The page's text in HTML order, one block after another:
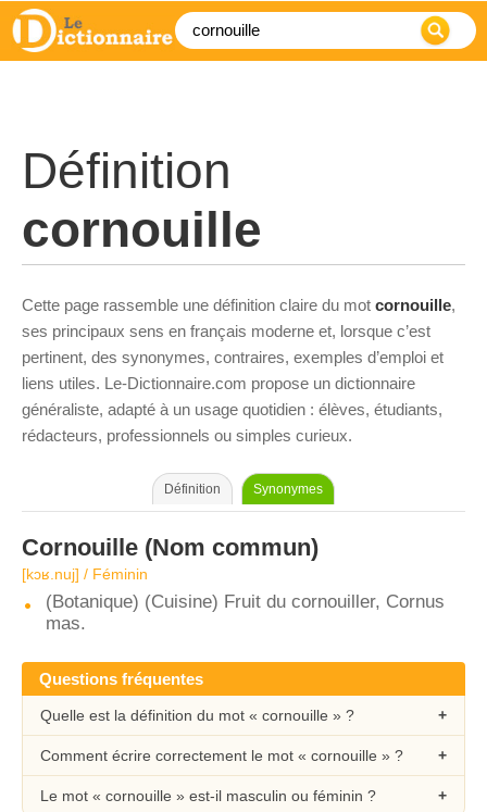
Définition
cornouille
Cette page rassemble une définition claire du mot cornouille,
ses principaux sens en français moderne et, lorsque c’est
pertinent, des synonymes, contraires, exemples d’emploi et
liens utiles. Le-Dictionnaire.com propose un dictionnaire
généraliste, adapté à un usage quotidien : élèves, étudiants,
rédacteurs, professionnels ou simples curieux.
Définition Synonymes
Cornouille (Nom commun)
[kɔʁ.nuj] / Féminin
(Botanique) (Cuisine) Fruit du cornouiller, Cornus
mas.
Questions fréquentes
Quelle est la définition du mot « cornouille » ?
Comment écrire correctement le mot « cornouille » ?
Le mot « cornouille » est-il masculin ou féminin ?